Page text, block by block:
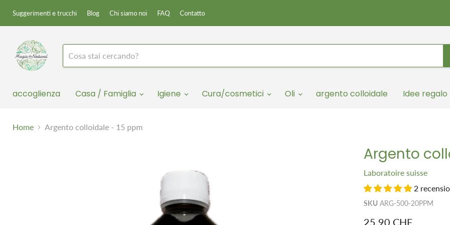
Suggerimenti e trucchi Blog Chi siamo noi FAQ Contatto
accoglienza Casa / Famiglia Igiene Cura/cosmetici Oli argento colloidale Idee regalo
Home Argento colloidale - 15 ppm
Argento
Laboratoire suisse
2
SKU ARG-500-20PPM
Prezzo attuale
25.90 CHF